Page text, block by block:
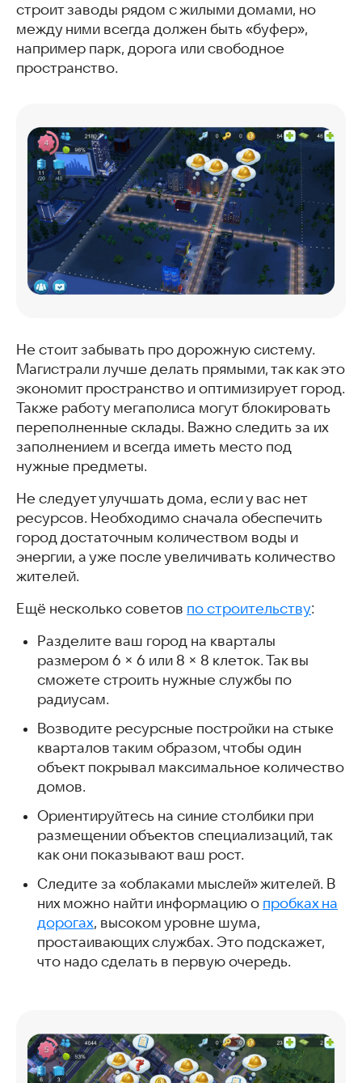
строит заводы рядом с жилыми домами, но
между ними всегда должен быть «буфер»,
например парк, дорога или свободное
пространство.
Не стоит забывать про дорожную систему.
Магистрали лучше делать прямыми, так как это
экономит пространство и оптимизирует город.
Также работу мегаполиса могут блокировать
переполненные склады. Важно следить за их
заполнением и всегда иметь место под
нужные предметы.
Не следует улучшать дома, если у вас нет
ресурсов. Необходимо сначала обеспечить
город достаточным количеством воды и
энергии, а уже после увеличивать количество
жителей.
Ещё несколько советов по строительству:
Разделите ваш город на кварталы
размером 6 × 6 или 8 × 8 клеток. Так вы
сможете строить нужные службы по
радиусам.
Возводите ресурсные постройки на стыке
кварталов таким образом, чтобы один
объект покрывал максимальное количество
домов.
Ориентируйтесь на синие столбики при
размещении объектов специализаций, так
как они показывают ваш рост.
Следите за «облаками мыслей» жителей. В
них можно найти информацию о пробках на
дорогах, высоком уровне шума,
простаивающих службах. Это подскажет,
что надо сделать в первую очередь.